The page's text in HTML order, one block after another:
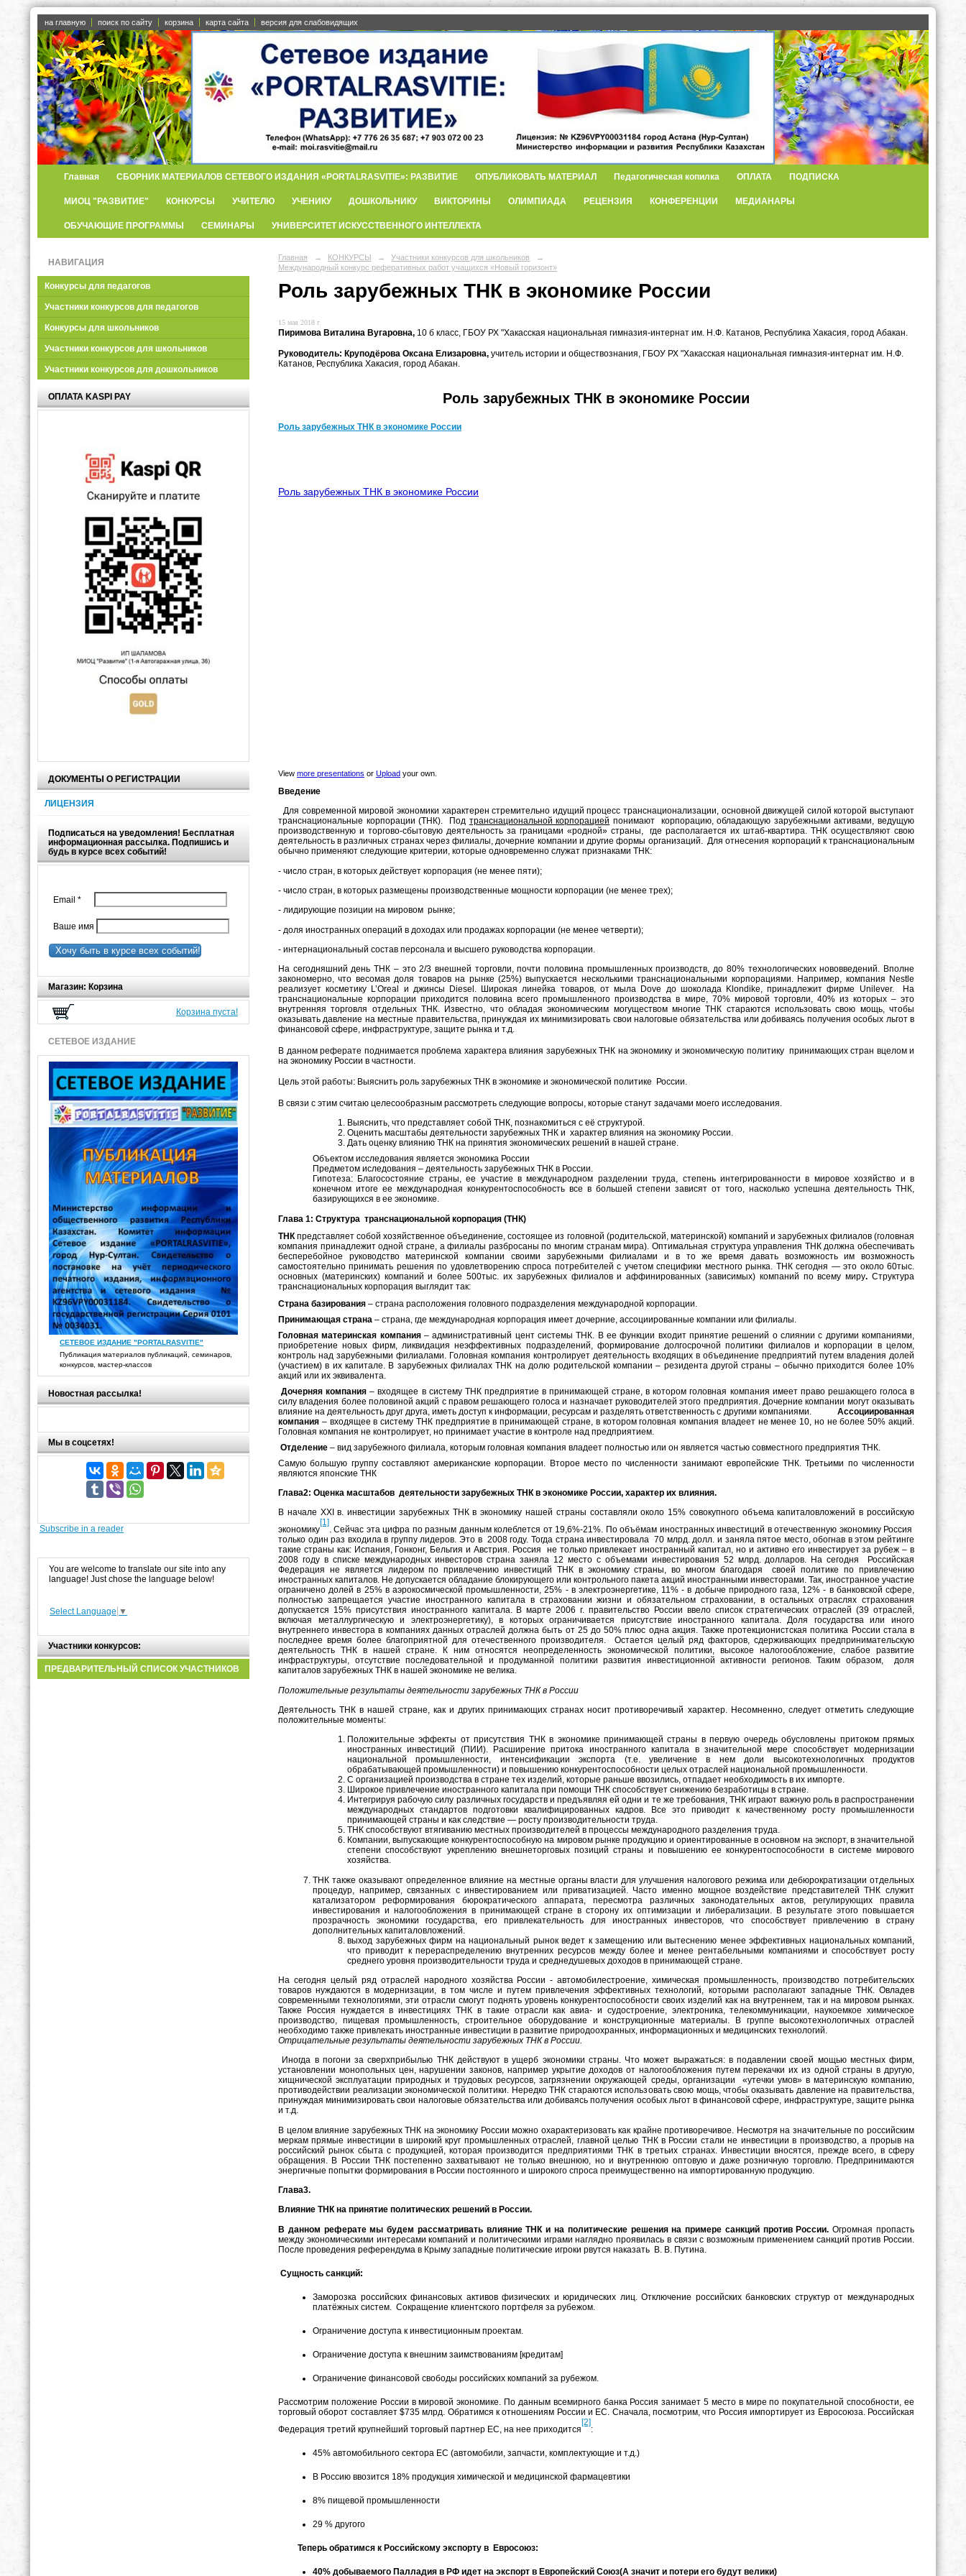
на главную поиск по сайту корзина карта сайта версия для слабовидящих
Главная СБОРНИК МАТЕРИАЛОВ СЕТЕВОГО ИЗДАНИЯ «PORTALRASVITIE»: РАЗВИТИЕ ОПУБЛИКОВАТЬ МАТЕРИАЛ Педагогическая копилка ОПЛАТА ПОДПИСКА
МИОЦ "РАЗВИТИЕ" КОНКУРСЫ УЧИТЕЛЮ УЧЕНИКУ ДОШКОЛЬНИКУ ВИКТОРИНЫ ОЛИМПИАДА РЕЦЕНЗИЯ КОНФЕРЕНЦИИ МЕДИАНАРЫ
ОБУЧАЮЩИЕ ПРОГРАММЫ СЕМИНАРЫ УНИВЕРСИТЕТ ИСКУССТВЕННОГО ИНТЕЛЛЕКТА
НАВИГАЦИЯ
Конкурсы для педагогов
Участники конкурсов для педагогов
Конкурсы для школьников
Участники конкурсов для школьников
Участники конкурсов для дошкольников
ОПЛАТА KASPI PAY
ДОКУМЕНТЫ О РЕГИСТРАЦИИ
ЛИЦЕНЗИЯ
Подписаться на уведомления! Бесплатная
информационная рассылка. Подпишись и
будь в курсе всех событий!
Email *
Ваше имя
Хочу быть в курсе всех событий!
Магазин: Корзина
Корзина пуста!
СЕТЕВОЕ ИЗДАНИЕ
СЕТЕВОЕ ИЗДАНИЕ "PORTALRASVITIE"
Публикация материалов публикаций, семинаров,
конкурсов, мастер-классов
Новостная рассылка!
Мы в соцсетях!
Subscribe in a reader
You are welcome to translate our site into any
language! Just chose the language below!
Select Language ▼
Участники конкурсов:
ПРЕДВАРИТЕЛЬНЫЙ СПИСОК УЧАСТНИКОВ
Главная → КОНКУРСЫ → Участники конкурсов для школьников
→
Международный конкурс реферативных работ учащихся «Новый горизонт»
Роль зарубежных ТНК в экономике России
15 мая 2018 г.
Пиримова Виталина Вугаровна, 10 б класс, ГБОУ РХ "Хакасская национальная гимназия-интернат им. Н.Ф. Катанов, Республика Хакасия, город Абакан.
Руководитель: Круподёрова Оксана Елизаровна, учитель истории и обществознания, ГБОУ РХ "Хакасская национальная гимназия-интернат им. Н.Ф.
Катанов, Республика Хакасия, город Абакан.
Роль зарубежных ТНК в экономике России
Роль зарубежных ТНК в экономике России
Роль зарубежных ТНК в экономике России
View more presentations or Upload your own.
Введение
Для современной мировой экономики характерен стремительно идущий процесс транснационализации, основной движущей силой которой выступают
транснациональные корпорации (ТНК).
Под транснациональной корпорацией понимают корпорацию, обладающую зарубежными активами, ведущую
производственную и торгово-сбытовую деятельность за границами «родной» страны, где располагается их штаб-квартира. ТНК осуществляют свою
деятельность в различных странах через филиалы, дочерние компании и другие формы организаций.Для отнесения корпораций к транснациональным
обычно применяют следующие критерии, которые одновременно служат признаками ТНК:
- число стран, в которых действует корпорация (не менее пяти);
- число стран, в которых размещены производственные мощности корпорации (не менее трех);
- лидирующие позиции на мировом рынке;
- доля иностранных операций в доходах или продажах корпорации (не менее четверти);
- интернациональный состав персонала и высшего руководства корпорации.
На сегодняшний день ТНК – это 2/3 внешней торговли, почти половина промышленных производств, до 80% технологических нововведений. Вполне
закономерно, что весомая доля товаров на рынке (25%) выпускается несколькими транснациональными корпорациями. Например, компания Nestle
реализует косметику L’Oreal и джинсы Diesel. Широкая линейка товаров, от мыла Dove до шоколада Klondike, принадлежит фирме Unilever.
На
транснациональные корпорации приходится половина всего промышленного производства в мире, 70% мировой торговли, 40% из которых – это
внутренняя торговля отдельных ТНК. Известно, что обладая экономическим могуществом многие ТНК стараются использовать свою мощь, чтобы
оказывать давление на местные правительства, принуждая их минимизировать свои налоговые обязательства или добиваясь получения особых льгот в
финансовой сфере, инфраструктуре, защите рынка и т.д.
В данном реферате поднимается проблема характера влияния зарубежных ТНК на экономику и экономическую политику принимающих стран вцелом и
на экономику России в частности.
Цель этой работы: Выяснить роль зарубежных ТНК в экономике и экономической политике России.
В связи с этим считаю целесообразным рассмотреть следующие вопросы, которые станут задачами моего исследования.
Выяснить, что представляет собой ТНК, познакомиться с её структурой.
Оценить масштабы деятельности зарубежных ТНК и характер влияния на экономику России.
Дать оценку влиянию ТНК на принятия экономических решений в нашей стране.
Объектом исследования является экономика России
Предметом иследования – деятельность зарубежных ТНК в России.
Гипотеза: Благосостояние страны, ее участие в международном разделении труда, степень интегрированности в мировое хозяйство и в
конечном итоге ее международная конкурентоспособность все в большей степени зависят от того, насколько успешна деятельность ТНК,
базирующихся в ее экономике.
Глава 1: Структура транснациональной корпорация (ТНК)
ТНКпредставляет собой хозяйственное объединение, состоящее из головной (родительской, материнской) компаний и зарубежных филиалов (головная
компания принадлежит одной стране, а филиалы разбросаны по многим странам мира). Оптимальная структура управления ТНК должна обеспечивать
бесперебойное руководство материнской компании своими зарубежными филиалами и в то же время давать возможность им возможность
самостоятельно принимать решения по удовлетворению спроса потребителей с учетом специфики местного рынка. ТНК сегодня — это около 60тыс.
основных (материнских) компаний и более 500тыс. их зарубежных филиалов и аффинированных (зависимых) компаний по всему миру. Структура
транснациональных корпорация выглядит так:
Страна базирования – страна расположения головного подразделения международной корпорации.
Принимающая страна – страна, где международная корпорация имеет дочерние, ассоциированные компании или филиалы.
Головная материнская компания– административный цент системы ТНК. В ее функции входит принятие решений о слиянии с другими компаниями,
приобретение новых фирм, ликвидация неэффективных подразделений, формирование долгосрочной политики филиалов и корпорации в целом,
контроль над зарубежными филиалами. Головная компания контролирует деятельность входящих в объединение предприятий путем владения долей
(участием) в их капитале. В зарубежных филиалах ТНК на долю родительской компании – резидента другой страны – обычно приходится более 10%
акций или их эквивалента.
Дочерняя компания – входящее в систему ТНК предприятие в принимающей стране, в котором головная компания имеет право решающего голоса в
силу владения более половиной акций с правом решающего голоса и назначает руководителей этого предприятия. Дочерние компании могут оказывать
влияние на деятельность друг друга, иметь доступ к информации, ресурсам и разделять ответственность с другими компаниями.
Ассоциированная
компания – входящее в систему ТНК предприятие в принимающей стране, в котором головная компания владеет не менее 10, но не более 50% акций.
Головная компания не контролирует, но принимает участие в контроле над предприятием.
Отделение – вид зарубежного филиала, которым головная компания владеет полностью или он является частью совместного предприятия ТНК.
Самую большую группу составляют американские корпорации. Второе место по численности занимают европейские ТНК. Третьими по численности
являются японские ТНК
Глава2: Оценка масштабов деятельности зарубежных ТНК в экономике России, характер их влияния.
В начале XXI в. инвестиции зарубежных ТНК в экономику нашей страны составляли около 15% совокупного объема капиталовложений в российскую
экономику
[1]
. Сейчас эта цифра по разным данным колеблется от 19,6%-21%. По объёмам иностранных инвестиций в отечественную экономику Россия
только один раз входила в группу лидеров. Это в 2008 году. Тогда страна инвестировала 70 млрд. долл. и заняла пятое место, обогнав в этом рейтинге
такие страны как: Испания, Гонконг, Бельгия и Австрия. Россия не только привлекает иностранный капитал, но и активно его инвестирует за рубеж – в
2008 году в списке международных инвесторов страна заняла 12 место с объемами инвестирования 52 млрд. долларов. На сегодня Российская
Федерация не является лидером по привлечению инвестиций ТНК в экономику страны, во многом благодаря своей политике по привлечению
иностранных капиталов. Не допускается обладание блокирующего или контрольного пакета акций иностранными инвесторами. Так, иностранное участие
ограничено долей в 25% в аэрокосмической промышленности, 25% - в электроэнергетике, 11% - в добыче природного газа, 12% - в банковской сфере,
полностью запрещается участие иностранного капитала в страховании жизни и обязательном страховании, в остальных отраслях страхования
допускается 15% присутствия иностранного капитала. В марте 2006 г. правительство России ввело список стратегических отраслей (39 отраслей,
включая металлургическую и электроэнергетику), в которых ограничивается присутствие иностранного капитала. Доля государства или иного
внутреннего инвестора в компаниях данных отраслей должна быть от 25 до 50% плюс одна акция. Также протекционистская политика России стала в
последнее время более благоприятной для отечественного производителя. Остается целый ряд факторов, сдерживающих предпринимательскую
деятельность ТНК в нашей стране. К ним относятся неопределенность экономической политики, высокое налогообложение, слабое развитие
инфраструктуры, отсутствие последовательной и продуманной политики развития инвестиционной активности регионов. Таким образом, доля
капиталов зарубежных ТНК в нашей экономике не велика.
Положительные результаты деятельности зарубежных ТНК в России
Деятельность ТНК в нашей стране, как и других принимающих странах носит противоречивый характер. Несомненно, следует отметить следующие
положительные моменты:
Положительные эффекты от присутствия ТНК в экономике принимающей страны в первую очередь обусловлены притоком прямых
иностранных инвестиций (ПИИ). Расширение притока иностранного капитала в значительной мере способствует модернизации
национальной промышленности, интенсификации экспорта (т.е. увеличение в нем доли высокотехнологичных продуктов
обрабатывающей промышленности) и повышению конкурентоспособности целых отраслей национальной промышленности.
С организацией производства в стране тех изделий, которые раньше ввозились, отпадает необходимость в их импорте.
Широкое привлечение иностранного капитала при помощи ТНК способствует снижению безработицы в стране.
Интегрируя рабочую силу различных государств и предъявляя ей одни и те же требования, ТНК играют важную роль в распространении
международных стандартов подготовки квалифицированных кадров. Все это приводит к качественному росту промышленности
принимающей страны и как следствие — росту производительности труда.
ТНК способствуют втягиванию местных производителей в процессы международного разделения труда.
Компании, выпускающие конкурентоспособную на мировом рынке продукцию и ориентированные в основном на экспорт, в значительной
степени способствуют укреплению внешнеторговых позиций страны и повышению ее конкурентоспособности в системе мирового
хозяйства.
ТНК также оказывают определенное влияние на местные органы власти для улучшения налогового режима или дебюрократизации отдельных
процедур, например, связанных с инвестированием или приватизацией. Часто именно мощное воздействие представителей ТНК служит
катализатором реформирования бюрократического аппарата, пересмотра различных законодательных актов, регулирующих правила
инвестирования и налогообложения в принимающей стране в сторону их оптимизации и либерализации. В результате этого повышается
прозрачность экономики государства, его привлекательность для иностранных инвесторов, что способствует привлечению в страну
дополнительных капиталовложений.
выход зарубежных фирм на национальный рынок ведет к замещению или вытеснению менее эффективных национальных компаний,
что приводит к перераспределению внутренних ресурсов между более и менее рентабельными компаниями и способствует росту
среднего уровня производительности труда и среднедушевых доходов в принимающей стране.
На сегодня целый ряд отраслей народного хозяйства России - автомобилестроение, химическая промышленность, производство потребительских
товаров нуждаются в модернизации, в том числе и путем привлечения эффективных технологий, которыми располагают западные ТНК. Овладев
современными технологиями, эти отрасли смогут поднять уровень конкурентоспособности своих изделий как на внутреннем, так и на мировом рынках.
Также Россия нуждается в инвестициях ТНК в такие отрасли как авиа- и судостроение, электроника, телекоммуникации, наукоемкое химическое
производство, пищевая промышленность, строительное оборудование и конструкционные материалы. В группе высокотехнологичных отраслей
необходимо также привлекать иностранные инвестиции в развитие природоохранных, информационных и медицинских технологий.
Отрицательные результаты деятельности зарубежных ТНК в России.
Иногда в погони за сверхприбылью ТНК действуют в ущерб экономики страны. Что может выражаться: в подавлении своей мощью местных фирм,
установлении монопольных цен, нарушении законов, например укрытие доходов от налогообложения путем перекачки их из одной страны в другую,
хищнической эксплуатации природных и трудовых ресурсов, загрязнении окружающей среды, организации «утечки умов» в материнскую компанию,
противодействии реализации экономической политики. Нередко ТНК стараются использовать свою мощь, чтобы оказывать давление на правительства,
принуждая минимизировать свои налоговые обязательства или добиваясь получения особых льгот в финансовой сфере, инфраструктуре, защите рынка
и т.д.
В целом влияние зарубежных ТНК на экономику России можно охарактеризовать как крайне противоречивое. Несмотря на значительные по российским
меркам прямые инвестиции в широкий круг промышленных отраслей, главной целью ТНК в России стали не инвестиции в производство, а прорыв на
российский рынок сбыта с продукцией, которая производится предприятиями ТНК в третьих странах. Инвестиции вносятся, прежде всего, в сферу
обращения. В России ТНК постепенно захватывают не только внешнюю, но и внутреннюю оптовую и даже розничную торговлю. Предпринимаются
энергичные попытки формирования в России постоянного и широкого спроса преимущественно на импортированную продукцию.
Глава3.
Влияние ТНК на принятие политических решений в России.
В данном реферате мы будем рассматривать влияние ТНК и на политические решения на примере санкций против России.Огромная пропасть
между экономическими интересами компаний и политическими играми наглядно проявилась в связи с возможным применением санкций против России.
После проведения референдума в Крыму западные политические игроки рвутся наказать В. В. Путина.
Сущность санкций:
Заморозка российских финансовых активов физических и юридических лиц. Отключение российских банковских структур от международных
платёжных систем. Сокращение клиентского портфеля за рубежом.
Ограничение доступа к инвестиционным проектам.
Ограничение доступа к внешним заимствованиям [кредитам]
Ограничение финансовой свободы российских компаний за рубежом.
Рассмотрим положение России в мировой экономике. По данным всемирного банка Россия занимает 5 место в мире по покупательной способности, ее
торговый оборот составляет $735 млрд. Обратимся к отношениям России и ЕС. Сначала, посмотрим, что Россия импортирует из Евросоюза. Российская
Федерация третий крупнейший торговый партнер ЕС, на нее приходится
[2]
:
45% автомобильного сектора ЕС (автомобили, запчасти, комплектующие и т.д.)
В Россию ввозится 18% продукция химической и медицинской фармацевтики
8% пищевой промышленности
29 % другого
Теперь обратимся к Российскому экспорту в Евросоюз:
40% добываемого Палладия в РФ идет на экспорт в Европейский Союз(А значит и потери его будут велики)